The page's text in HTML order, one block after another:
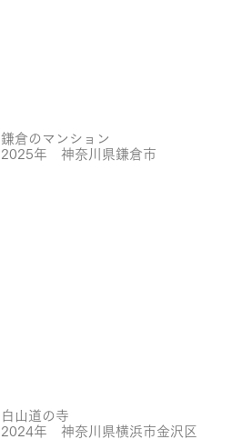
鎌倉のマンション
2025年 神奈川県鎌倉市
白山道の寺
2024年 神奈川県横浜市金沢区